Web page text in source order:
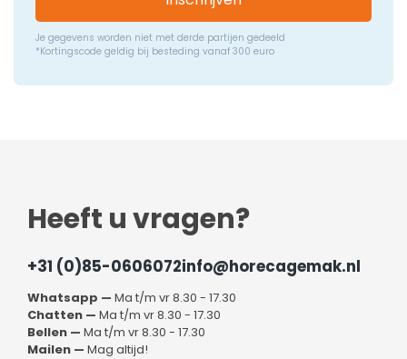
Je gegevens worden niet met derde partijen gedeeld
*Kortingscode geldig bij besteding vanaf 300 euro
Heeft u vragen?
+31 (0)85-0606072info@horecagemak.nl
Whatsapp — Ma t/m vr 8.30 - 17.30
Chatten — Ma t/m vr 8.30 - 17.30
Bellen — Ma t/m vr 8.30 - 17.30
Mailen — Mag altijd!